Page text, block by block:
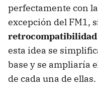
perfectamente con
excepción del FM1,
retrocompatibilidad
esta idea se
base y se ampliaría
de cada una de ellas.